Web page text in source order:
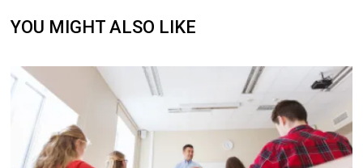
YOU MIGHT ALSO LIKE